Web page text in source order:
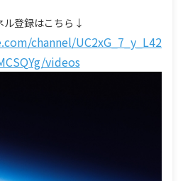
ル登録はこちら↓
channel/UC2xG_7_y_L42
videos